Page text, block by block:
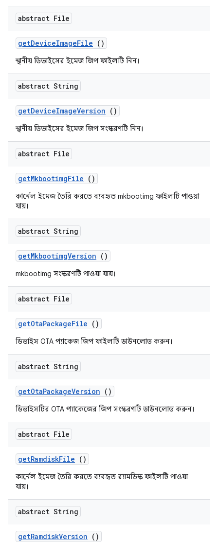
abstract File
getDeviceImageFile ()
স্থানীয় ডিভাইসের ইমেজ জিপ ফাইলটি নিন।
abstract String
getDeviceImageVersion ()
স্থানীয় ডিভাইসের ইমেজ জিপ সংস্করণটি নিন।
abstract File
getMkbootimgFile ()
কার্নেল ইমেজ তৈরি করতে ব্যবহৃত mkbootimg ফাইলটি পাওয়া
যায়।
abstract String
getMkbootimgVersion ()
mkbootimg সংস্করণটি পাওয়া যায়।
abstract File
getOtaPackageFile ()
ডিভাইস OTA প্যাকেজ জিপ ফাইলটি ডাউনলোড করুন।
abstract String
getOtaPackageVersion ()
ডিভাইসটির OTA প্যাকেজের জিপ সংস্করণটি ডাউনলোড করুন।
abstract File
getRamdiskFile ()
কার্নেল ইমেজ তৈরি করতে ব্যবহৃত র‍্যামডিস্ক ফাইলটি পাওয়া
যায়।
abstract String
getRamdiskVersion ()